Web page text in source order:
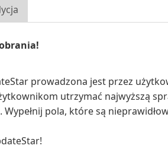
prowadzona jest przez
utrzymać najwyższą
pola, które są